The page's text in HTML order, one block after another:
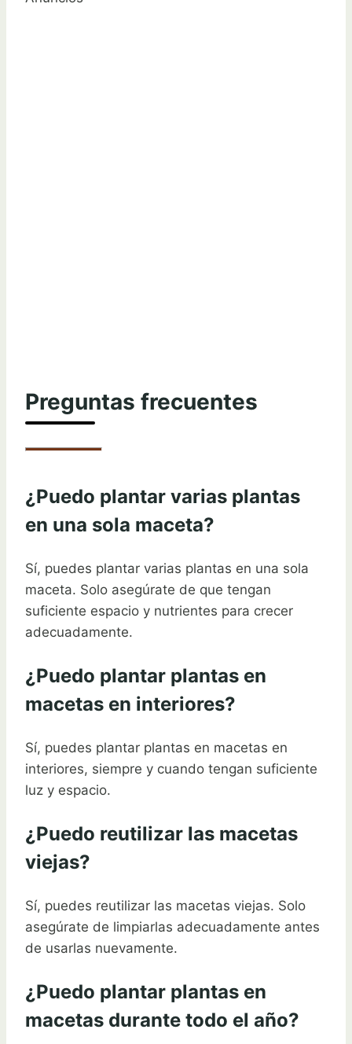
Preguntas frecuentes
¿Puedo plantar varias plantas
en una sola maceta?
Sí, puedes plantar varias plantas en una sola
maceta. Solo asegúrate de que tengan
suficiente espacio y nutrientes para crecer
adecuadamente.
¿Puedo plantar plantas en
macetas en interiores?
Sí, puedes plantar plantas en macetas en
interiores, siempre y cuando tengan suficiente
luz y espacio.
¿Puedo reutilizar las macetas
viejas?
Sí, puedes reutilizar las macetas viejas. Solo
asegúrate de limpiarlas adecuadamente antes
de usarlas nuevamente.
¿Puedo plantar plantas en
macetas durante todo el año?